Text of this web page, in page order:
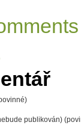
publikován)